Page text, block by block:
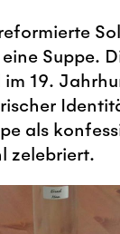
Suppe.
19.
als
zelebriert.